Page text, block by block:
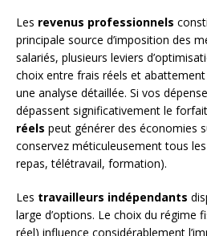
Les revenus professionnels
principale source d’imposition des
salariés, plusieurs leviers
choix entre frais réels et
une analyse détaillée. Si vos
dépassent significativement le
réels peut générer des économies
conservez méticuleusement tous
repas, télétravail, formation).
Les travailleurs indépendants
large d’options. Le choix du régime
réel) influence considérablement